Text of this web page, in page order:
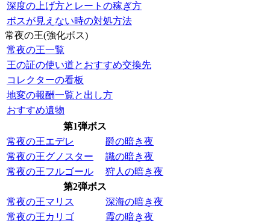
深度の上げ方とレートの稼ぎ方
ボスが見えない時の対処方法
常夜の王(強化ボス)
常夜の王一覧
王の証の使い道とおすすめ交換先
コレクターの看板
地変の報酬一覧と出し方
おすすめ遺物
第1弾ボス
常夜の王エデレ
爵の暗き夜
常夜の王グノスター
識の暗き夜
常夜の王フルゴール
狩人の暗き夜
第2弾ボス
常夜の王マリス
深海の暗き夜
常夜の王カリゴ
霞の暗き夜